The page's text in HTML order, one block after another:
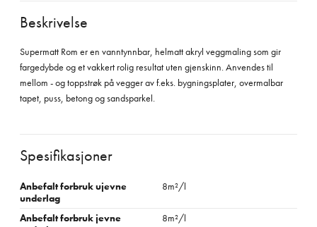
Beskrivelse
Supermatt Rom er en vanntynnbar, helmatt akryl veggmaling som gir
fargedybde og et vakkert rolig resultat uten gjenskinn. Anvendes til
mellom - og toppstrøk på vegger av f.eks. bygningsplater, overmalbar
tapet, puss, betong og sandsparkel.
Spesifikasjoner
Anbefalt forbruk ujevne
underlag
8m²/l
Anbefalt forbruk jevne
8m²/l